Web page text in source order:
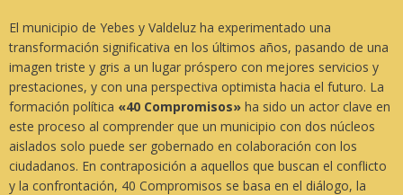
El municipio de Yebes y Valdeluz ha experimentado una
transformación significativa en los últimos años, pasando de una
imagen triste y gris a un lugar próspero con mejores servicios y
prestaciones, y con una perspectiva optimista hacia el futuro. La
formación política «40 Compromisos» ha sido un actor clave en
este proceso al comprender que un municipio con dos núcleos
aislados solo puede ser gobernado en colaboración con los
ciudadanos. En contraposición a aquellos que buscan el conflicto
y la confrontación, 40 Compromisos se basa en el diálogo, la